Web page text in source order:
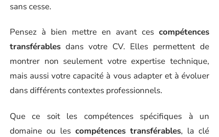
sans cesse.
Pensez à bien mettre en avant ces compétences
transférables dans votre CV. Elles permettent de
montrer non seulement votre expertise technique,
mais aussi votre capacité à vous adapter et à évoluer
dans différents contextes professionnels.
Que ce soit les compétences spécifiques à un
domaine ou les compétences transférables, la clé